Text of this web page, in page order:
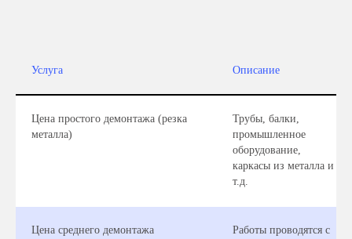
Услуга Описание
Цена простого демонтажа (резка
металла)
Трубы, балки,
промышленное
оборудование,
каркасы из металла и
т.д.
Цена среднего демонтажа
Работы проводятся с